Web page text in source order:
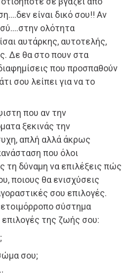
είναι δικό σου!! Αν
ολότητα
αυτάρκης, αυτοτελής,
Δε θα στο πουν στα
που προσπαθούν
σου λείπει για να το
που αν την
ξεκινάς την
απλή αλλά άκρως
που όλοι
τη δύναμη να επιλέξεις πώς
ποιους θα ενισχύσεις
σου επιλογές.
σύστημα
επιλογές της ζωής σου:
σου;